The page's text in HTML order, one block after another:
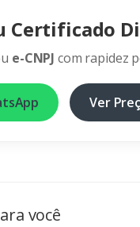
Certificado
e-CNPJ com rapidez
Ver
você